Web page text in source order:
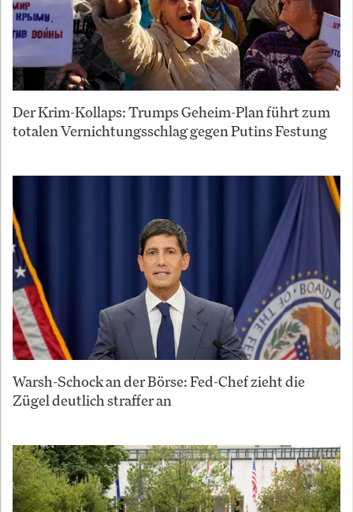
Der Krim-Kollaps: Trumps Geheim-Plan führt zum
totalen Vernichtungsschlag gegen Putins Festung
Warsh-Schock an der Börse: Fed-Chef zieht die
Zügel deutlich straffer an